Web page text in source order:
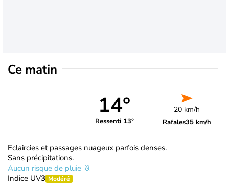
Ce matin
14°
Ressenti 13°
20 km/h
Rafales35 km/h
Eclaircies et passages nuageux parfois denses.
Sans précipitations.
Aucun risque de pluie
Indice UV3 Modéré